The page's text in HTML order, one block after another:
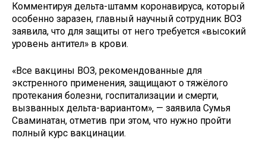
Комментируя дельта-штамм коронавируса, который
особенно заразен, главный научный сотрудник ВОЗ
заявила, что для защиты от него требуется «высокий
уровень антител» в крови.
«Все вакцины ВОЗ, рекомендованные для
экстренного применения, защищают о тяжёлого
протекания болезни, госпитализации и смерти,
вызванных дельта-вариантом», — заявила Сумья
Сваминатан, отметив при этом, что нужно пройти
полный курс вакцинации.